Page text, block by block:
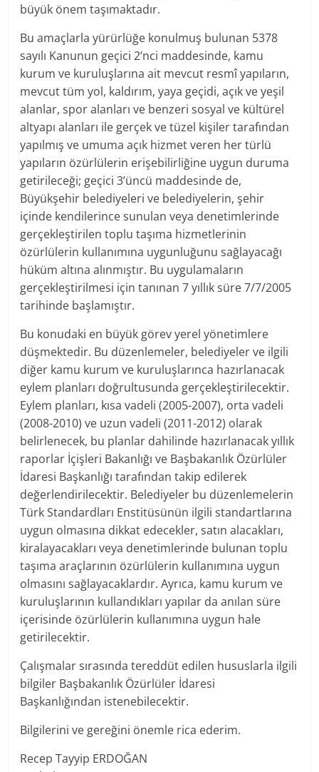
büyük önem taşımaktadır.
Bu amaçlarla yürürlüğe konulmuş bulunan 5378
sayılı Kanunun geçici 2’nci maddesinde, kamu
kurum ve kuruluşlarına ait mevcut resmî yapıların,
mevcut tüm yol, kaldırım, yaya geçidi, açık ve yeşil
alanlar, spor alanları ve benzeri sosyal ve kültürel
altyapı alanları ile gerçek ve tüzel kişiler tarafından
yapılmış ve umuma açık hizmet veren her türlü
yapıların özürlülerin erişebilirliğine uygun duruma
getirileceği; geçici 3’üncü maddesinde de,
Büyükşehir belediyeleri ve belediyelerin, şehir
içinde kendilerince sunulan veya denetimlerinde
gerçekleştirilen toplu taşıma hizmetlerinin
özürlülerin kullanımına uygunluğunu sağlayacağı
hüküm altına alınmıştır. Bu uygulamaların
gerçekleştirilmesi için tanınan 7 yıllık süre 7/7/2005
tarihinde başlamıştır.
Bu konudaki en büyük görev yerel yönetimlere
düşmektedir. Bu düzenlemeler, belediyeler ve ilgili
diğer kamu kurum ve kuruluşlarınca hazırlanacak
eylem planları doğrultusunda gerçekleştirilecektir.
Eylem planları, kısa vadeli (2005-2007), orta vadeli
(2008-2010) ve uzun vadeli (2011-2012) olarak
belirlenecek, bu planlar dahilinde hazırlanacak yıllık
raporlar İçişleri Bakanlığı ve Başbakanlık Özürlüler
İdaresi Başkanlığı tarafından takip edilerek
değerlendirilecektir. Belediyeler bu düzenlemelerin
Türk Standardları Enstitüsünün ilgili standartlarına
uygun olmasına dikkat edecekler, satın alacakları,
kiralayacakları veya denetimlerinde bulunan toplu
taşıma araçlarının özürlülerin kullanımına uygun
olmasını sağlayacaklardır. Ayrıca, kamu kurum ve
kuruluşlarının kullandıkları yapılar da anılan süre
içerisinde özürlülerin kullanımına uygun hale
getirilecektir.
Çalışmalar sırasında tereddüt edilen hususlarla ilgili
bilgiler Başbakanlık Özürlüler İdaresi
Başkanlığından istenebilecektir.
Bilgilerini ve gereğini önemle rica ederim.
Recep Tayyip ERDOĞAN